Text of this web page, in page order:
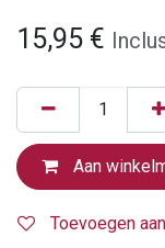
15,95 €
Aan
Toevoegen